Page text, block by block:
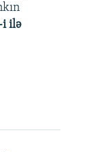
720p
i ilə